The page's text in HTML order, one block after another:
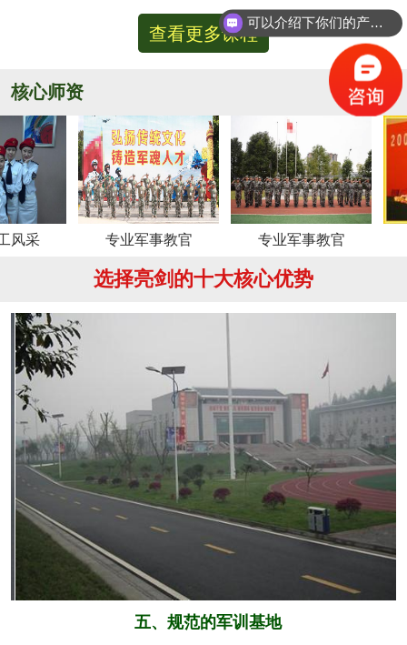
查看更多课程
核心师资 更多
专业军事教官 专业军事教官
选择亮剑的十大核心优势
六、系统的安全保障
可以介绍下你们的产品么？